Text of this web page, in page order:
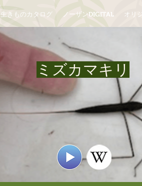
生きものカタログ ノーザンDIGITAL オリ
ミズカマキリ